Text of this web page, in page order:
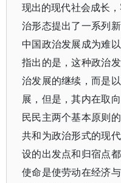
现出的现代社会成长
治形态提出了一系列
中国政治发展成为难
指出的是，这种政治
治发展的继续，而是
展，但是，其内在取
民民主两个基本原则
共和为政治形式的现
设的出发点和归宿点
使命是使劳动在经济